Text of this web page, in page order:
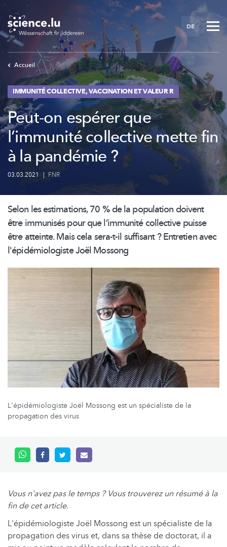
Skip
main
content
DE
Accueil
IMMUNITÉ COLLECTIVE, VACCINATION ET VALEUR R
Peut-on espérer que
l’immunité collective mette fin
à la pandémie ?
03.03.2021 | FNR
Selon les estimations, 70 % de la population doivent
être immunisés pour que l’immunité collective puisse
être atteinte. Mais cela sera-t-il suffisant ? Entretien avec
l'épidémiologisteJoël Mossong
L'épidémiologiste Joël Mossong est un spécialiste de la
propagation des virus
Vous n'avez pas le temps ? Vous trouverez un résumé à la
fin de cet article.
L'épidémiologiste Joël Mossong est un spécialiste de la
propagation des virus et, dans sa thèse de doctorat, il a